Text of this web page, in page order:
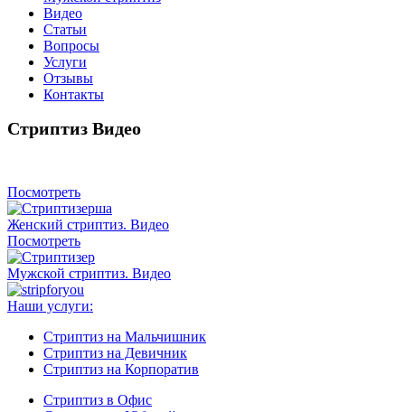
Видео
Статьи
Вопросы
Услуги
Отзывы
Контакты
Стриптиз Видео
Посмотреть
Женский стриптиз. Видео
Посмотреть
Мужской стриптиз. Видео
Наши услуги:
Стриптиз на Мальчишник
Стриптиз на Девичник
Стриптиз на Корпоратив
Стриптиз в Офис